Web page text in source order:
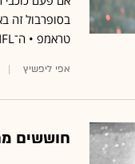
בסופרבול זה
טראמפ • ה־NFL, עם כוח כלכלי עצום וקהל צעיר ולטיני, אפשרה לו לשלוט בנרטיב
אפי ליפשיץ
חוששים